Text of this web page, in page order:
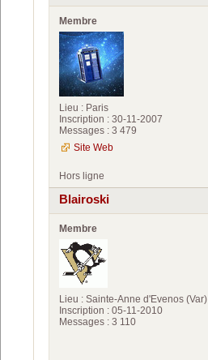
Membre
Lieu : Paris
Inscription : 30-11-2007
Messages : 3 479
Site Web
Hors ligne
Blairoski
Membre
Lieu : Sainte-Anne d'Evenos (Var)
Inscription : 05-11-2010
Messages : 3 110